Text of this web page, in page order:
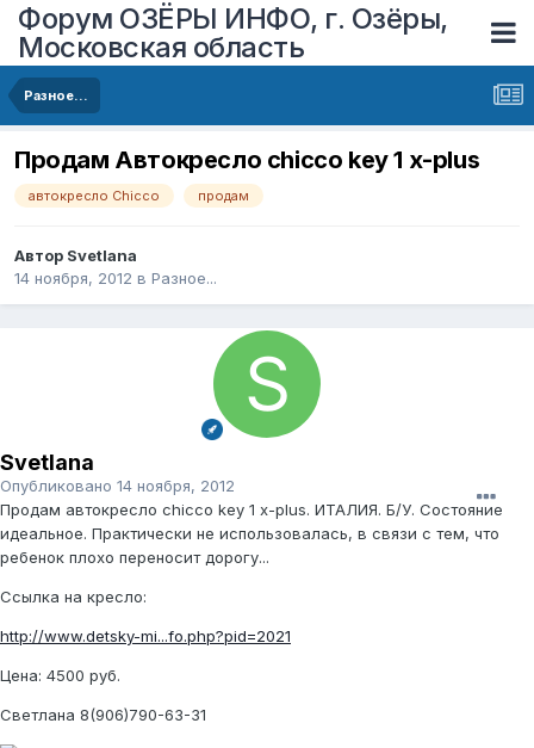
Форум ОЗЁРЫ ИНФО, г. Озёры,
Московская область
Разное...
Продам Автокресло chicco key 1 x-plus
автокресло Chicco продам
Автор Svetlana
14 ноября, 2012 в Разное...
Svetlana
Опубликовано 14 ноября, 2012
Продам автокресло chicco key 1 x-plus. ИТАЛИЯ. Б/У. Состояние
идеальное. Практически не использовалась, в связи с тем, что
ребенок плохо переносит дорогу...
Ссылка на кресло:
http://www.detsky-mi...fo.php?pid=2021
Цена: 4500 руб.
Светлана 8(906)790-63-31